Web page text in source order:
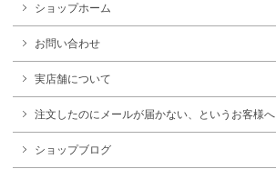
ショップホーム
お問い合わせ
実店舗について
注文したのにメールが届かない、というお客様へ
ショップブログ